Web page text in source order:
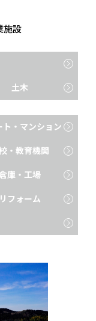
施設
土木
ト・マンション
・教育機関
庫・工場
リフォーム